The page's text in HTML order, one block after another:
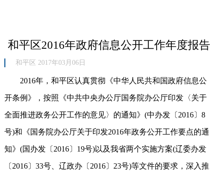
和平区2016年政府信息公开工作年度报告
和平区 2017年03月06日
2016年，和平区认真贯彻《中华人民共和国政府信息公
开条例》，按照《中共中央办公厅国务院办公厅印发〈关于
全面推进政务公开工作的意见〉的通知》(中办发〔2016〕8
号)和《国务院办公厅关于印发2016年政务公开工作要点的通
知》(国办发〔2016〕19号)以及我省两个实施方案(辽委办发
〔2016〕33号、辽政办〔2016〕23号)等文件的要求，深入推